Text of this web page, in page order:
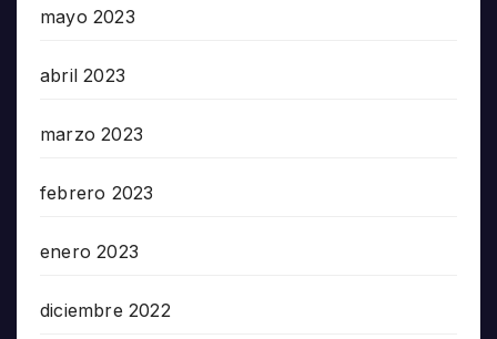
mayo 2023
abril 2023
marzo 2023
febrero 2023
enero 2023
diciembre 2022